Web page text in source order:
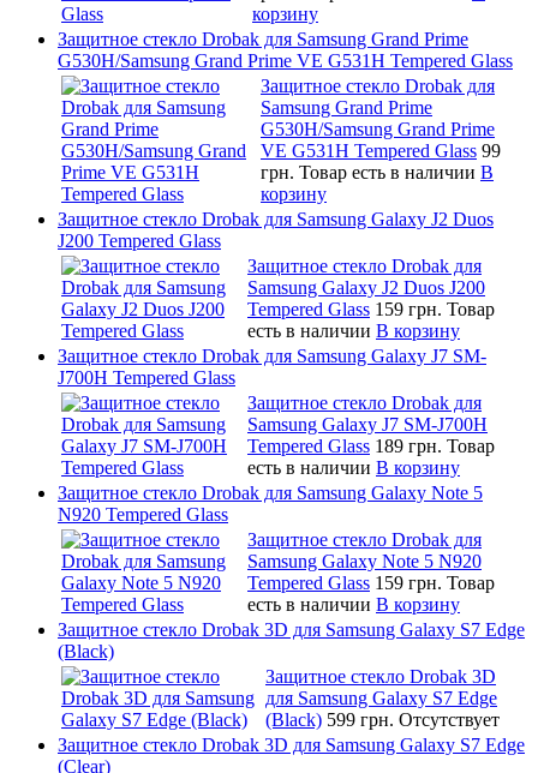
корзину
Защитное стекло Drobak для Samsung Grand Prime
G530H/Samsung Grand Prime VE G531H Tempered Glass
Защитное стекло Drobak для
Samsung Grand Prime
G530H/Samsung Grand Prime
VE G531H Tempered Glass 99
грн. Товар есть в наличии В
корзину
Защитное стекло Drobak для Samsung Galaxy J2 Duos
J200 Tempered Glass
Защитное стекло Drobak для
Samsung Galaxy J2 Duos J200
Tempered Glass 159 грн. Товар
есть в наличии В корзину
Защитное стекло Drobak для Samsung Galaxy J7 SM-
J700H Tempered Glass
Защитное стекло Drobak для
Samsung Galaxy J7 SM-J700H
Tempered Glass 189 грн. Товар
есть в наличии В корзину
Защитное стекло Drobak для Samsung Galaxy Note 5
N920 Tempered Glass
Защитное стекло Drobak для
Samsung Galaxy Note 5 N920
Tempered Glass 159 грн. Товар
есть в наличии В корзину
Защитное стекло Drobak 3D для Samsung Galaxy S7 Edge
(Black)
Защитное стекло Drobak 3D
для Samsung Galaxy S7 Edge
(Black) 599 грн. Отсутствует
Защитное стекло Drobak 3D для Samsung Galaxy S7 Edge
(Clear)